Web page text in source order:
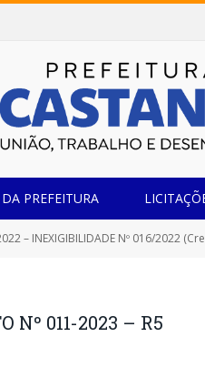
PREFEITURA
Nº 016/2022 (Credenciamento de empresas especializadas
Nº 011-2023 – R5